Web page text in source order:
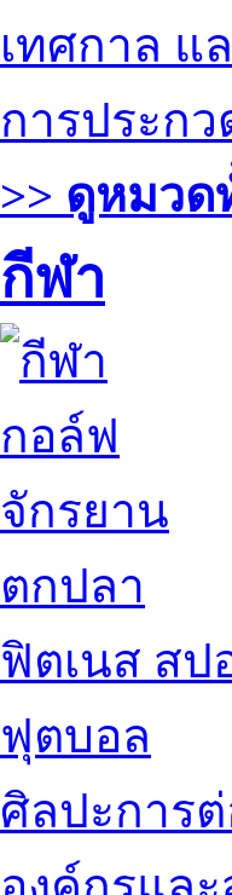
เทศกาล แ
การประกว
>> ดูหมวด
กีฬา
กอล์ฟ
จักรยาน
ตกปลา
ฟิตเนส สป
ฟุตบอล
ศิลปะการ